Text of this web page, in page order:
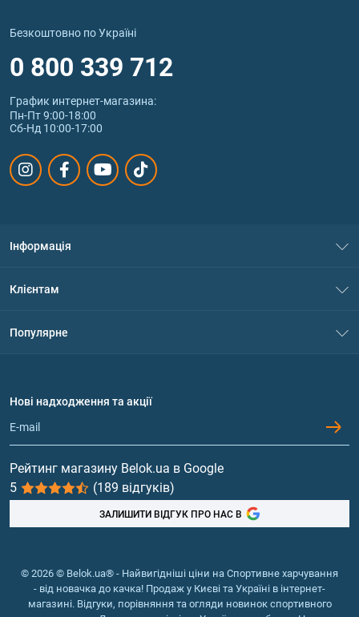
Безкоштовно по Україні
0 800 339 712
График интернет‑магазина:
Пн-Пт 9:00-18:00
Сб-Нд 10:00-17:00
Інформація
Політика конфіденційності
Обмін та повернення
Клієнтам
Популярне
Протеїн
Гейнери
Вітаміни та мінерали
Риб'ячий жир, жирні кислоти
Нові надходження та акції
Рейтинг магазину Belok.ua в Google
5
(189 відгуків)
ЗАЛИШИТИ ВІДГУК ПРО НАС В
© 2026 © Belok.ua® - Найвигідніші ціни на Спортивне харчування
- від новачка до качка! Продаж у Києві та Україні в інтернет-
магазині. Відгуки, порівняння та огляди новинок спортивного